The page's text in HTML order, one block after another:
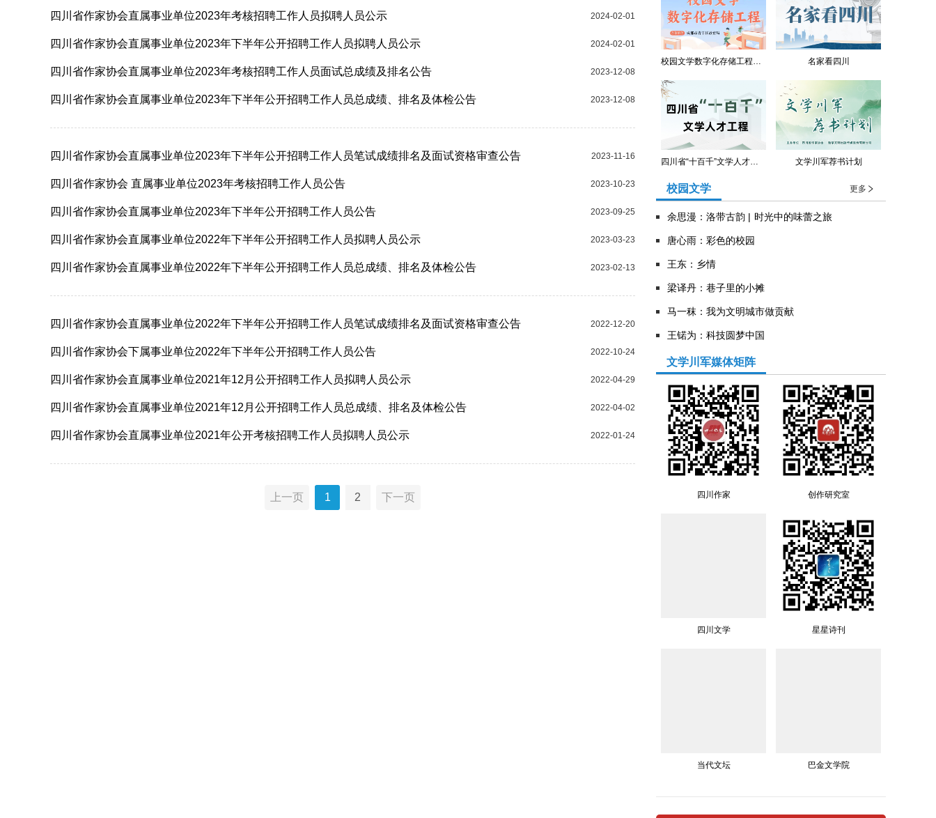
四川省作家协会直属事业单位2023年考核招聘工作人员拟聘人员公示 2024-02-01
四川省作家协会直属事业单位2023年下半年公开招聘工作人员拟聘人员公示 2024-02-01
四川省作家协会直属事业单位2023年考核招聘工作人员面试总成绩及排名公告 2023-12-08
四川省作家协会直属事业单位2023年下半年公开招聘工作人员总成绩、排名及体检公告 2023-12-08
四川省作家协会直属事业单位2023年下半年公开招聘工作人员笔试成绩排名及面试资格审查公告 2023-11-16
四川省作家协会 直属事业单位2023年考核招聘工作人员公告 2023-10-23
四川省作家协会直属事业单位2023年下半年公开招聘工作人员公告 2023-09-25
四川省作家协会直属事业单位2022年下半年公开招聘工作人员拟聘人员公示 2023-03-23
四川省作家协会直属事业单位2022年下半年公开招聘工作人员总成绩、排名及体检公告 2023-02-13
四川省作家协会直属事业单位2022年下半年公开招聘工作人员笔试成绩排名及面试资格审查公告 2022-12-20
四川省作家协会下属事业单位2022年下半年公开招聘工作人员公告 2022-10-24
四川省作家协会直属事业单位2021年12月公开招聘工作人员拟聘人员公示 2022-04-29
四川省作家协会直属事业单位2021年12月公开招聘工作人员总成绩、排名及体检公告 2022-04-02
四川省作家协会直属事业单位2021年公开考核招聘工作人员拟聘人员公示 2022-01-24
上一页 1 2 下一页
校园文学数字化存储工程（青羊区教育局） 名家看四川
四川省“十百千”文学人才工程 文学川军荐书计划
校园文学 更多
余思漫：洛带古韵 | 时光中的味蕾之旅
唐心雨：彩色的校园
王东：乡情
​梁译丹：巷子里的小摊
马一秣：我为文明城市做贡献
王锘为：科技圆梦中国
文学川军媒体矩阵
四川作家 创作研究室
四川文学 星星诗刊
当代文坛 巴金文学院